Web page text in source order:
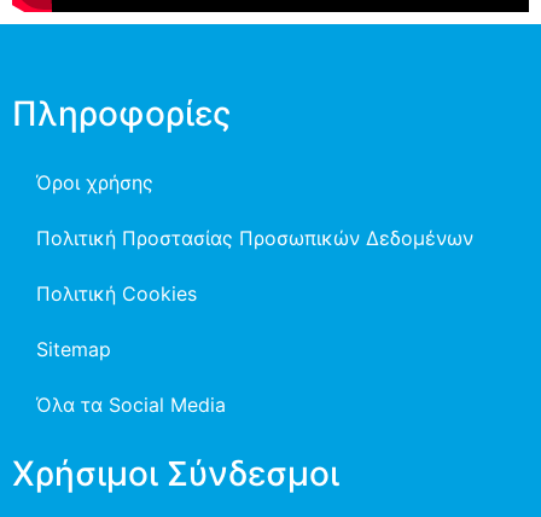
Πληροφορίες
Όροι χρήσης
Πολιτική Προστασίας Προσωπικών Δεδομένων
Πολιτική Cookies
Sitemap
Όλα τα Social Media
Χρήσιμοι Σύνδεσμοι